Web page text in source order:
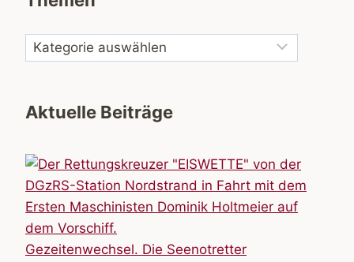
Aktuelle Beiträge
Gezeitenwechsel. Die Seenotretter